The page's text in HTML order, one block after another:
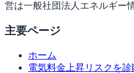
営は一般社団法人エネルギー
主要ページ
ホーム
電気料金上昇リスクを診